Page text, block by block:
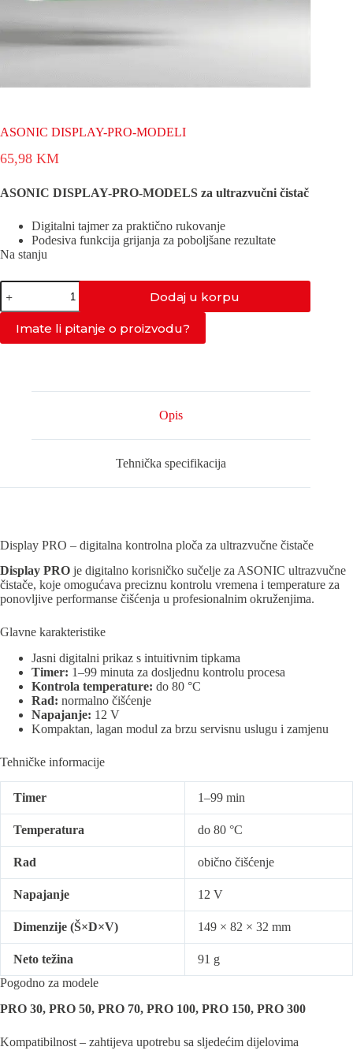
ASONIC DISPLAY-PRO-MODELI
65,98 KM
ASONIC DISPLAY-PRO-MODELS za ultrazvučni čistač
Digitalni tajmer za praktično rukovanje
Podesiva funkcija grijanja za poboljšane rezultate
Na stanju
ASONIC
DISPLAY-
PRO-
MODELI
količina
Dodaj u korpu
Imate li pitanje o proizvodu?
Opis
Tehnička specifikacija
Display PRO – digitalna kontrolna ploča za ultrazvučne čistače
Display PRO je digitalno korisničko sučelje za ASONIC ultrazvučne
čistače, koje omogućava preciznu kontrolu vremena i temperature za
ponovljive performanse čišćenja u profesionalnim okruženjima.
Glavne karakteristike
Jasni digitalni prikaz s intuitivnim tipkama
Timer: 1–99 minuta za dosljednu kontrolu procesa
Kontrola temperature: do 80 °C
Rad: normalno čišćenje
Napajanje: 12 V
Kompaktan, lagan modul za brzu servisnu uslugu i zamjenu
Tehničke informacije
Timer 1–99 min
Temperatura do 80 °C
Rad obično čišćenje
Napajanje 12 V
Dimenzije (Š×D×V) 149 × 82 × 32 mm
Neto težina
91 g
Pogodno za modele
PRO 30, PRO 50, PRO 70, PRO 100, PRO 150, PRO 300
Kompatibilnost – zahtijeva upotrebu sa sljedećim dijelovima